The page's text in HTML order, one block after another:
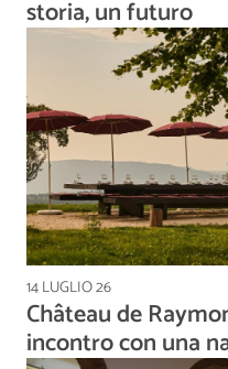
storia, un futuro
14 LUGLIO 26
Château de
incontro con una